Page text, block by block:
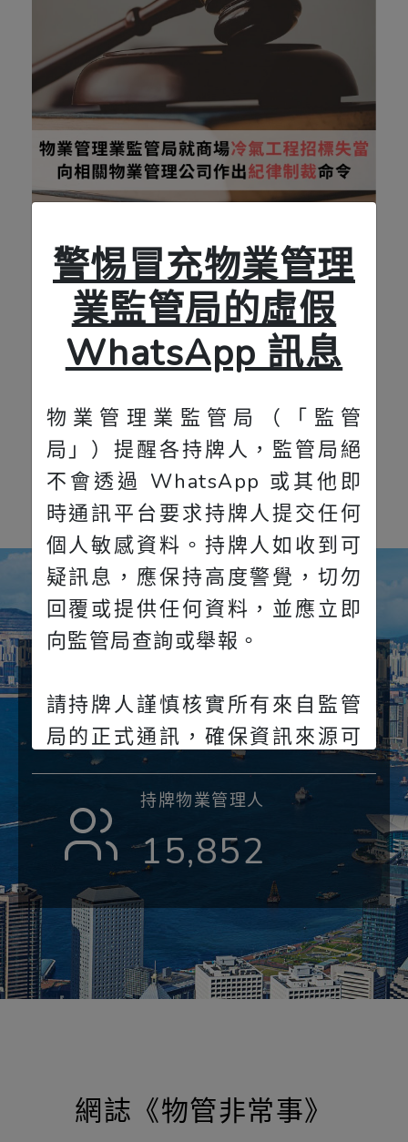
物業管理業監管局就商場冷氣工程招標失當
向相關物業管理公司作出紀律制裁命令
瀏覽更多
831
持牌物業管理人
15,852
網誌《物管非常事》
警惕冒充物業管理
業監管​​​​​​​局的虛假
WhatsApp 訊息
物業管理業監管局（「監管
局」）提醒各持牌人，監管局絕
不會透過 WhatsApp 或其他即
時通訊平台要求持牌人提交任何
個人敏感資料。持牌人如收到可
疑訊息，應保持高度警覺，切勿
回覆或提供任何資料，並應立即
向監管局查詢或舉報。
請持牌人謹慎核實所有來自監管
局的正式通訊，確保資訊來源可
靠。 監管局將繼續致力保障持牌
人及公眾的利益，防止不法分子
冒充監管局進行詐騙活動。
物業管理業監管局